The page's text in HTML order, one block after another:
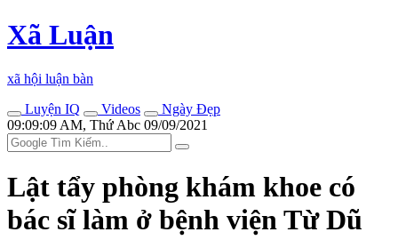
Xã Luận
xã hội luận bàn
Luyện IQ
Videos
Ngày Đẹp
09:09:09 AM, Thứ Abc 09/09/2021
Lật tẩy phòng khám khoe có
bác sĩ làm ở bệnh viện Từ Dũ